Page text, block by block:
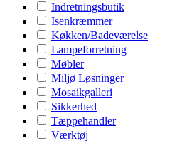
Indretningsbutik
Isenkræmmer
Køkken/Badeværelse
Lampeforretning
Møbler
Miljø Løsninger
Mosaikgalleri
Sikkerhed
Tæppehandler
Værktøj